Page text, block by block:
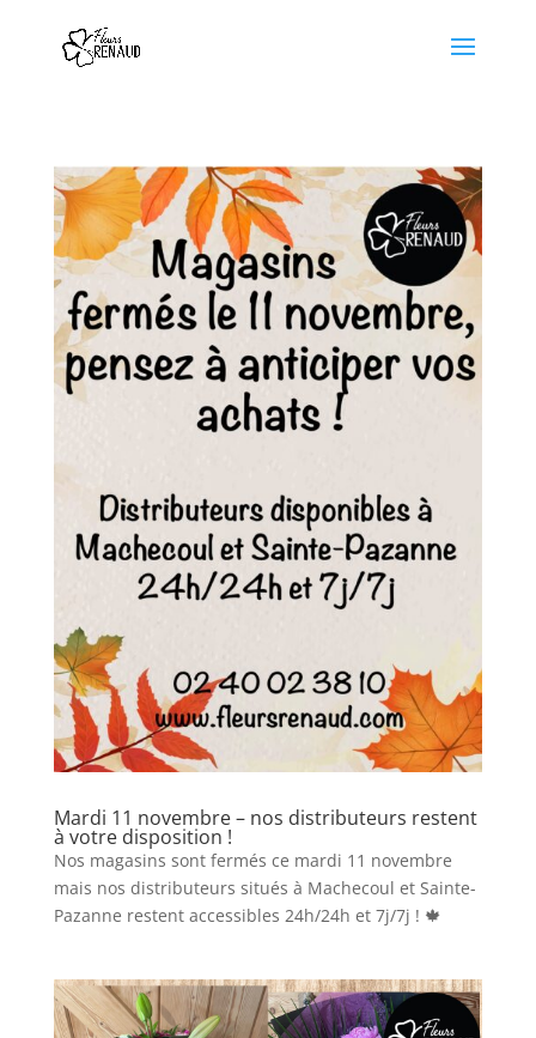
Mardi 11 novembre – nos distributeurs restent
à votre disposition !
Nos magasins sont fermés ce mardi 11 novembre
mais nos distributeurs situés à Machecoul et Sainte-
Pazanne restent accessibles 24h/24h et 7j/7j ! 🍁